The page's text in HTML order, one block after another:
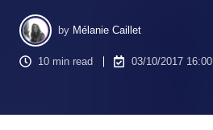
by Mélanie Caillet
10 min read 03/10/2017 16:00